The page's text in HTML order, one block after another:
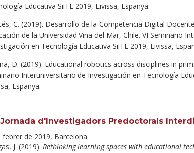
Educativa SiiTE 2019, Eivissa, Espanya.
C. (2019). Desarrollo de la Competencia Digital
de la Universidad Viña del Mar, Chile. VI Seminario
en Tecnología Educativa SiiTE 2019, Eivissa,
D. (2019). Educational robotics across disciplines in
Interuniversitario de Investigación en Tecnología
Espanya.
d'Investigadors Predoctorals
febrer de 2019, Barcelona
J. (2019). Rethinking learning spaces with educational